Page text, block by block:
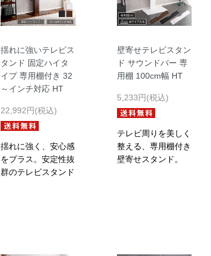
揺れに強いテレビス
タンド 固定ハイタ
イプ 専用棚付き 32
～インチ対応 HT
22,992円(税込)
揺れに強く、安心感
をプラス。安定性抜
群のテレビスタンド
壁寄せテレビスタン
ド サウンドバー 専
用棚 100cm幅 HT
5,233円(税込)
テレビ周りを美しく
整える、専用棚付き
壁寄せスタンド。